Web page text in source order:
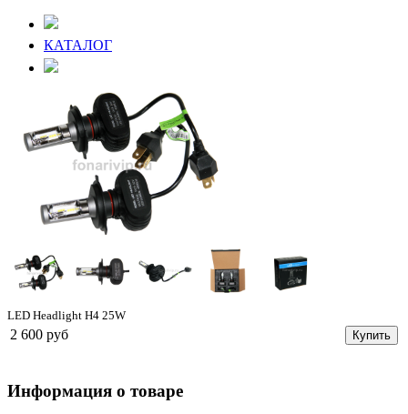
КАТАЛОГ
LED Headlight H4 25W
2 600 руб Купить
Информация о товаре